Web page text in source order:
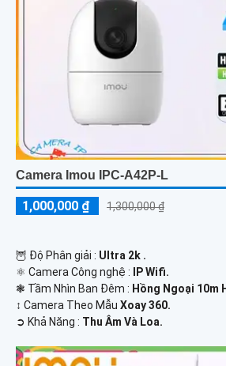
Camera Imou IPC-A42P-L
1,000,000 ₫ 1,300,000 ₫
🦉 Độ Phân giải : Ultra 2k .
⚛️ Camera Công nghệ : IP Wifi.
❃ Tầm Nhìn Ban Đêm : Hồng Ngoại 10m
↕️ Camera Theo Mẫu Xoay 360.
️➲ Khả Năng : Thu Âm Và Loa.